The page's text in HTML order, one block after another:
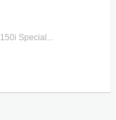
Special...